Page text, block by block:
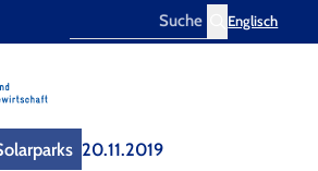
Englisch
20.11.2019